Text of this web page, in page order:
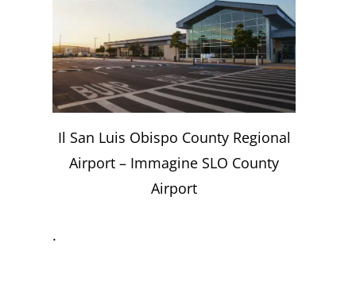
Il San Luis Obispo County Regional
Airport – Immagine SLO County
Airport
.